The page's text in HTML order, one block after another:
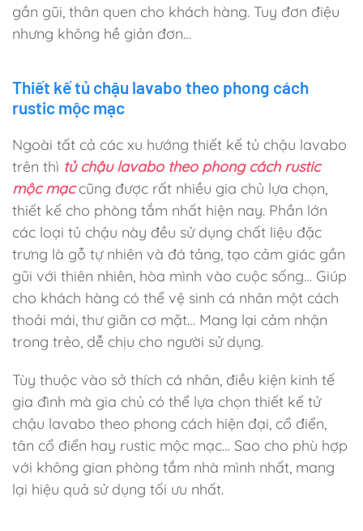
gần gũi, thân quen cho khách hàng. Tuy đơn điệu
nhưng không hề giản đơn…
Thiết kế tủ chậu lavabo theo phong cách
rustic mộc mạc
Ngoài tất cả các xu hướng thiết kế tủ chậu lavabo
trên thì tủ chậu lavabo theo phong cách rustic
mộc mạccũng được rất nhiều gia chủ lựa chọn,
thiết kế cho phòng tắm nhất hiện nay. Phần lớn
các loại tủ chậu này đều sử dụng chất liệu đặc
trưng là gỗ tự nhiên và đá tảng, tạo cảm giác gần
gũi với thiên nhiên, hòa mình vào cuộc sống… Giúp
cho khách hàng có thể vệ sinh cá nhân một cách
thoải mái, thư giãn cơ mặt… Mang lại cảm nhận
trong trẻo, dễ chịu cho người sử dụng.
Tùy thuộc vào sở thích cá nhân, điều kiện kinh tế
gia đình mà gia chủ có thể lựa chọn thiết kế tử
chậu lavabo theo phong cách hiện đại, cổ điển,
tân cổ điển hay rustic mộc mạc… Sao cho phù hợp
với không gian phòng tắm nhà mình nhất, mang
lại hiệu quả sử dụng tối ưu nhất.